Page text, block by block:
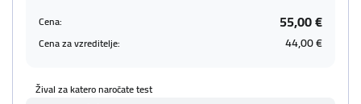
Cena: 55,00 €
Cena za vzreditelje: 44,00 €
Žival za katero naročate test